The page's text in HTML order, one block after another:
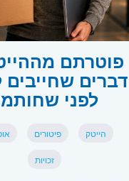
דברים שחייבים
לפני
הייטק פיטורים
זכויות